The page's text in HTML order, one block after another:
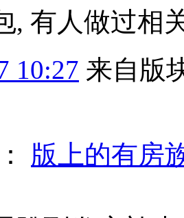
, 有人做过相
10:27 来自版
： 版上的有房